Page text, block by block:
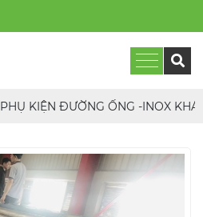
PHỤ KIỆN ĐƯỜNG ỐNG -INOX